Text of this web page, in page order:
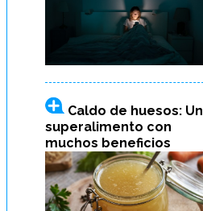
Caldo de huesos: Un
superalimento con
muchos beneficios